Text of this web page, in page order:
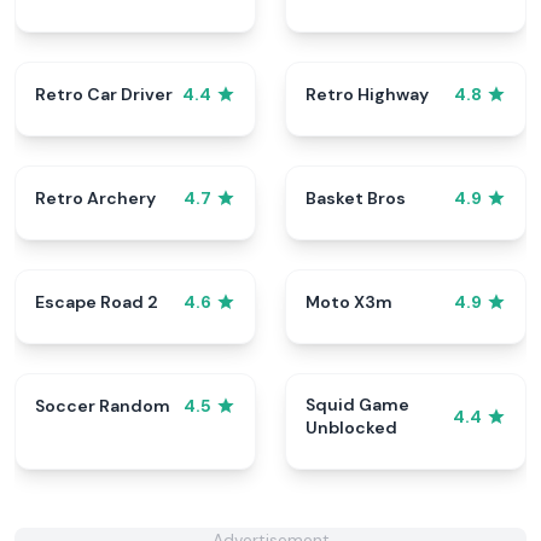
Retro Car Driver 4.4 Retro Highway 4.8
Retro Archery 4.7 Basket Bros 4.9
Escape Road 2 4.6 Moto X3m 4.9
Soccer Random 4.5
Squid Game
Unblocked
4.4